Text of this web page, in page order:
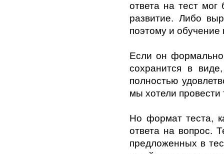
ответа на тест мог
развитие. Либо
поэтому и обучение
Если он формально
сохранится в
полностью
мы хотели провести
Но формат теста,
ответа на вопрос.
предложенных в